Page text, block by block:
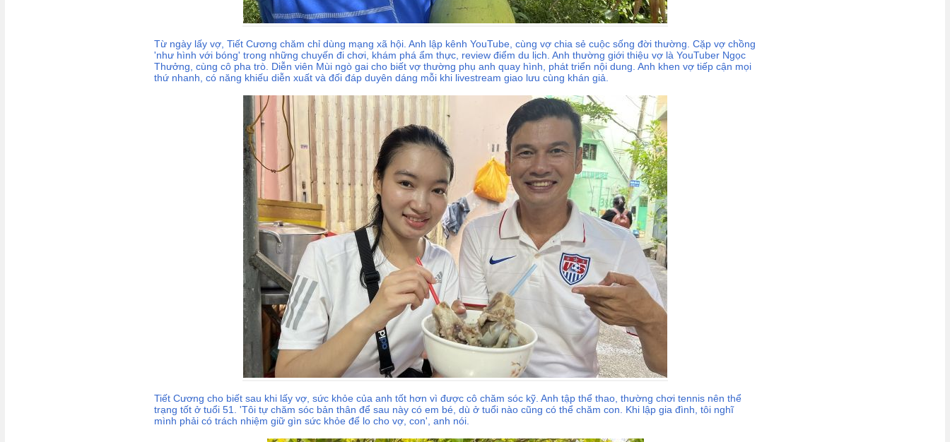
Từ ngày lấy vợ, Tiết Cương chăm chỉ dùng mạng xã hội. Anh lập kênh YouTube, cùng vợ chia sẻ cuộc sống đời thường. Cặp vợ chồng
'như hình với bóng' trong những chuyến đi chơi, khám phá ẩm thực, review điểm du lịch. Anh thường giới thiệu vợ là YouTuber Ngọc
Thưởng, cùng cô pha trò. Diễn viên Mùi ngò gai cho biết vợ thường phụ anh quay hình, phát triển nội dung. Anh khen vợ tiếp cận mọi
thứ nhanh, có năng khiếu diễn xuất và đối đáp duyên dáng mỗi khi livestream giao lưu cùng khán giả.
Tiết Cương cho biết sau khi lấy vợ, sức khỏe của anh tốt hơn vì được cô chăm sóc kỹ. Anh tập thể thao, thường chơi tennis nên thể
trạng tốt ở tuổi 51. 'Tôi tự chăm sóc bản thân để sau này có em bé, dù ở tuổi nào cũng có thể chăm con. Khi lập gia đình, tôi nghĩ
mình phải có trách nhiệm giữ gìn sức khỏe để lo cho vợ, con', anh nói.